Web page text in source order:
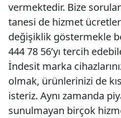
vermektedir. Bize
tanesi de hizmet
değişiklik göstermekle
444 78 56’yı tercih
İndesit marka
olmak, ürünlerinizi de
isteriz. Aynı zamanda
sunulmayan birçok